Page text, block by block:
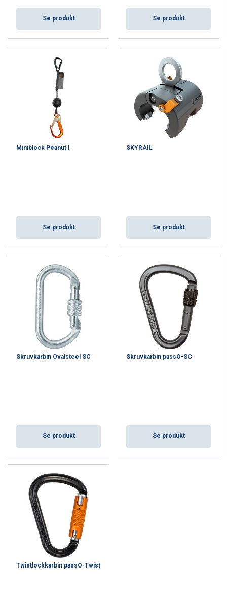
Se produkt Se produkt
Miniblock Peanut I
Se produkt
SKYRAIL
Se produkt
Skruvkarbin Ovalsteel SC
Se produkt
Skruvkarbin passO-SC
Se produkt
Twistlockkarbin passO-Twist